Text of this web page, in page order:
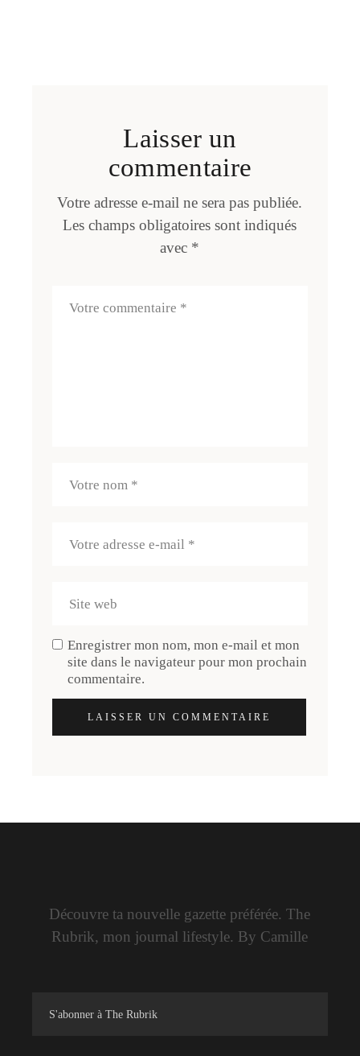
Laisser un
commentaire
Votre adresse e-mail ne sera pas publiée.
Les champs obligatoires sont indiqués
avec *
Enregistrer mon nom, mon e-mail et mon
site dans le navigateur pour mon prochain
commentaire.
LAISSER UN COMMENTAIRE
Découvre ta nouvelle gazette préférée. The
Rubrik, mon journal lifestyle. By Camille